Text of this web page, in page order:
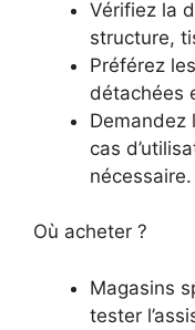
Vérifiez la
structure,
Préférez
détachées
Demandez
cas
nécessaire.
Où acheter ?
Magasins
tester